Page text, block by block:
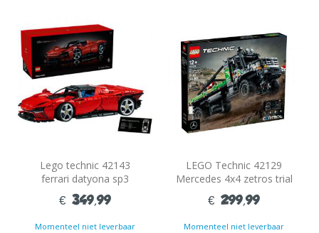
Lego technic 42143
ferrari datyona sp3
€ 349,99
Momenteel niet leverbaar
LEGO Technic 42129
Mercedes 4x4 zetros trial
truck
€ 299,99
Momenteel niet leverbaar